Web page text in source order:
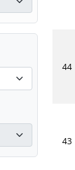
44
43